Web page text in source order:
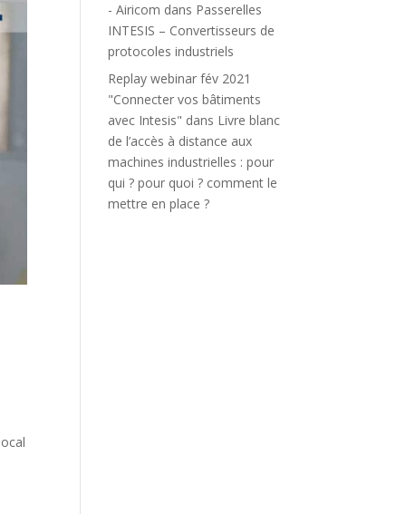
- Airicom dans Passerelles
INTESIS – Convertisseurs de
protocoles industriels
Replay webinar fév 2021
"Connecter vos bâtiments
avec Intesis" dans Livre blanc
de l’accès à distance aux
machines industrielles : pour
qui ? pour quoi ? comment le
mettre en place ?